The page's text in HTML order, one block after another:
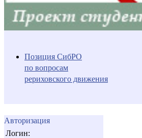
Позиция СибРО
по вопросам
рериховского движения
Авторизация
Логин: